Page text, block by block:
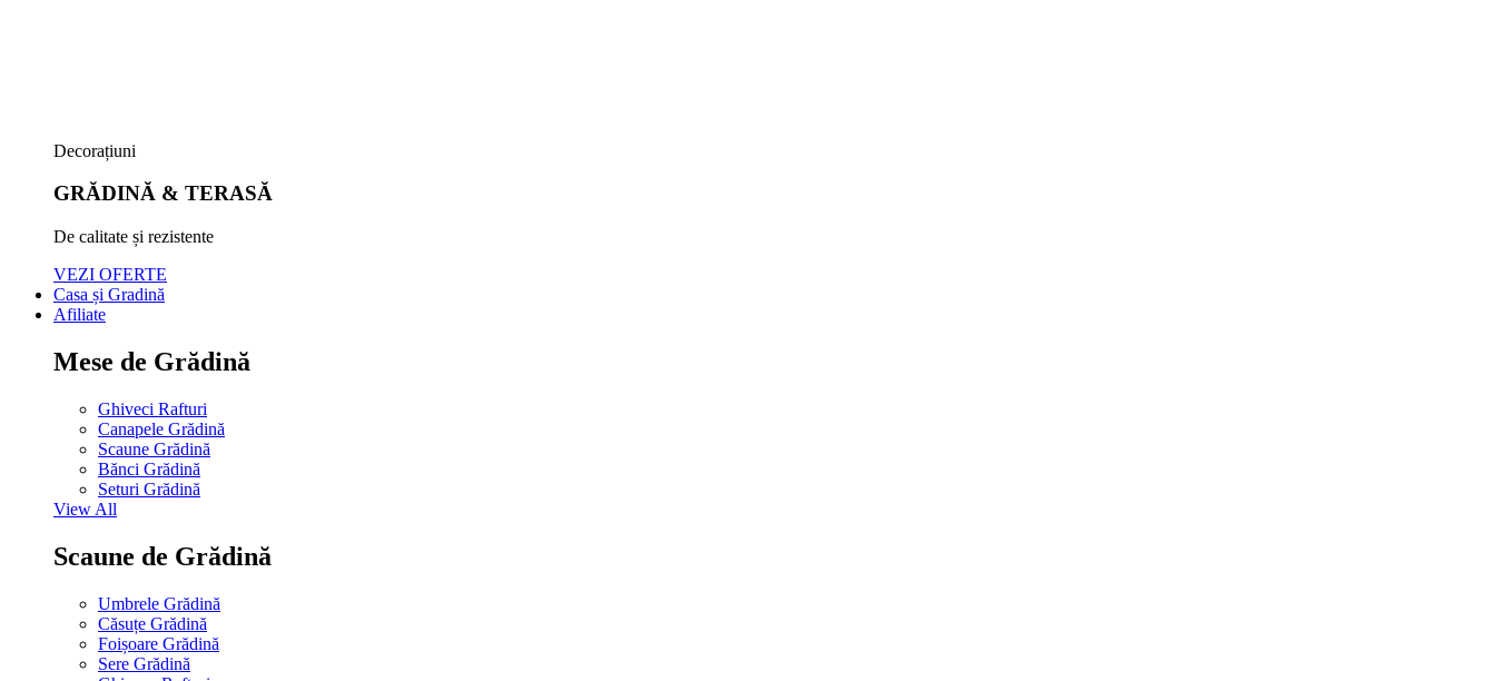
Decorațiuni
GRĂDINĂ & TERASĂ
De calitate și rezistente
VEZI OFERTE
Casa și Gradină
Afiliate
Mese de Grădină
Ghiveci Rafturi
Canapele Grădină
Scaune Grădină
Bănci Grădină
Seturi Grădină
View All
Scaune de Grădină
Umbrele Grădină
Căsuțe Grădină
Foișoare Grădină
Sere Grădină